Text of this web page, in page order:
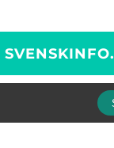
SVENSKINFO.